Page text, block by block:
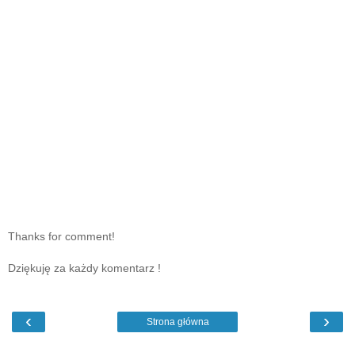
Thanks for comment!
Dziękuję za każdy komentarz !
‹ ›
Strona główna